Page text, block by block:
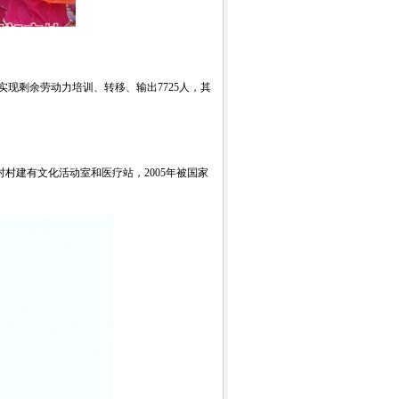
现剩余劳动力培训、转移、输出7725人，其
建有文化活动室和医疗站，2005年被国家